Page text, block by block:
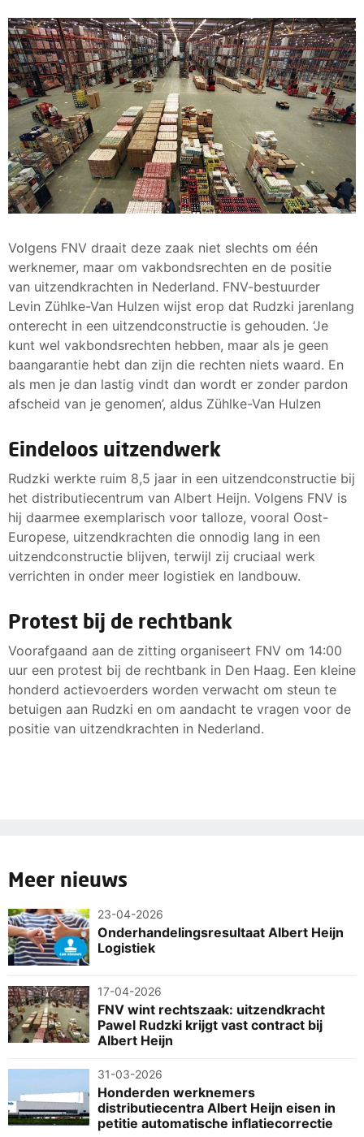
Volgens FNV draait deze zaak niet slechts om één
werknemer, maar om vakbondsrechten en de positie
van uitzendkrachten in Nederland. FNV-bestuurder
Levin Zühlke-Van Hulzen wijst erop dat Rudzki jarenlang
onterecht in een uitzendconstructie is gehouden. ‘Je
kunt wel vakbondsrechten hebben, maar als je geen
baangarantie hebt dan zijn die rechten niets waard. En
als men je dan lastig vindt dan wordt er zonder pardon
afscheid van je genomen’, aldus Zühlke-Van Hulzen
Eindeloos uitzendwerk
Rudzki werkte ruim 8,5 jaar in een uitzendconstructie bij
het distributiecentrum van Albert Heijn. Volgens FNV is
hij daarmee exemplarisch voor talloze, vooral Oost-
Europese, uitzendkrachten die onnodig lang in een
uitzendconstructie blijven, terwijl zij cruciaal werk
verrichten in onder meer logistiek en landbouw.
Protest bij de rechtbank
Voorafgaand aan de zitting organiseert FNV om 14:00
uur een protest bij de rechtbank in Den Haag. Een kleine
honderd actievoerders worden verwacht om steun te
betuigen aan Rudzki en om aandacht te vragen voor de
positie van uitzendkrachten in Nederland.
Meer nieuws
23-04-2026
Onderhandelingsresultaat Albert Heijn
Logistiek
17-04-2026
FNV wint rechtszaak: uitzendkracht
Pawel Rudzki krijgt vast contract bij
Albert Heijn
31-03-2026
Honderden werknemers
distributiecentra Albert Heijn eisen in
petitie automatische inflatiecorrectie